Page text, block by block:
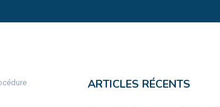
ARTICLES RÉCENTS